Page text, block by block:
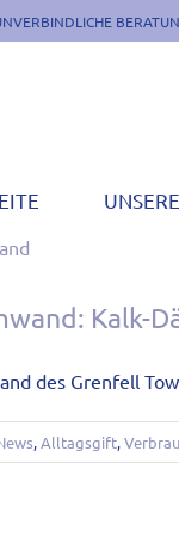
Kalk-
des Grenfell
,Alltagsgift,